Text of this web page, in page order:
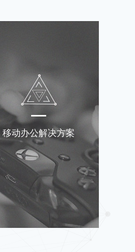
移动办公解决方案